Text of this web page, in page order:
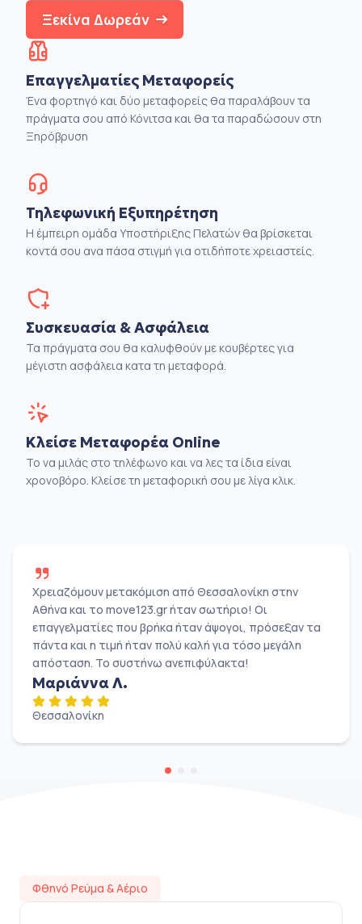
Ξεκίνα Δωρεάν
Επαγγελματίες Μεταφορείς
Ένα φορτηγό και δύο μεταφορείς θα παραλάβουν τα
πράγματα σου από Κόνιτσα και θα τα παραδώσουν στη
Ξηρόβρυση
Τηλεφωνική Εξυπηρέτηση
Η έμπειρη ομάδα Υποστήριξης Πελατών θα βρίσκεται
κοντά σου ανα πάσα στιγμή για οτιδήποτε χρειαστείς.
Συσκευασία & Ασφάλεια
Τα πράγματα σου θα καλυφθούν με κουβέρτες για
μέγιστη ασφάλεια κατα τη μεταφορά.
Κλείσε Μεταφορέα Online
Το να μιλάς στο τηλέφωνο και να λες τα ίδια είναι
χρονοβόρο. Κλείσε τη μεταφορική σου με λίγα κλικ.
Χρειαζόμουν μετακόμιση από Θεσσαλονίκη στην
Αθήνα και το move123.gr ήταν σωτήριο! Οι
επαγγελματίες που βρήκα ήταν άψογοι, πρόσεξαν τα
πάντα και η τιμή ήταν πολύ καλή για τόσο μεγάλη
απόσταση. Το συστήνω ανεπιφύλακτα!
Μαριάννα Λ.
Θεσσαλονίκη
Φθηνό Ρεύμα & Αέριο